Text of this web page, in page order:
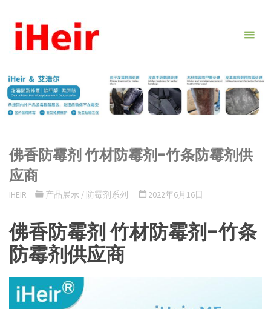
容。
佛香防霉剂 竹材防霉剂-竹条防霉剂供
应商
IHEIR 产品展示 / 防霉剂系列 2022年6月16日
佛香防霉剂 竹材防霉剂-竹条
防霉剂供应商